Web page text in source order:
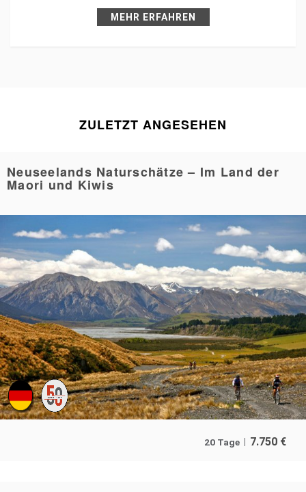
MEHR ERFAHREN
ZULETZT ANGESEHEN
Neuseelands Naturschätze – Im Land der
Maori und Kiwis
20 Tage 7.750 €